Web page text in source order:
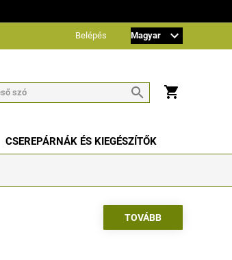
Belépés
CSEREPÁRNÁK ÉS KIEGÉSZÍTŐK